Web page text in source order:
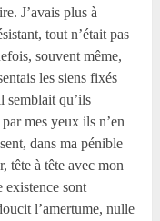
J’avais plus à
tout n’était pas
souvent même,
les siens fixés
semblait qu’ils
mes yeux ils n’en
dans ma pénible
tête à tête avec mon
existence sont
l’amertume, nulle